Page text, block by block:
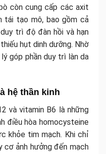
còn cung cấp các axit
tái tạo mô, bao gồm cả
trì độ đàn hồi và hạn
hụt dinh dưỡng. Nhờ
góp phần duy trì làn da
hệ thần kinh
và vitamin B6 là những
điều hòa homocysteine
khỏe tim mạch. Khi chỉ
cơ ảnh hưởng đến mạch